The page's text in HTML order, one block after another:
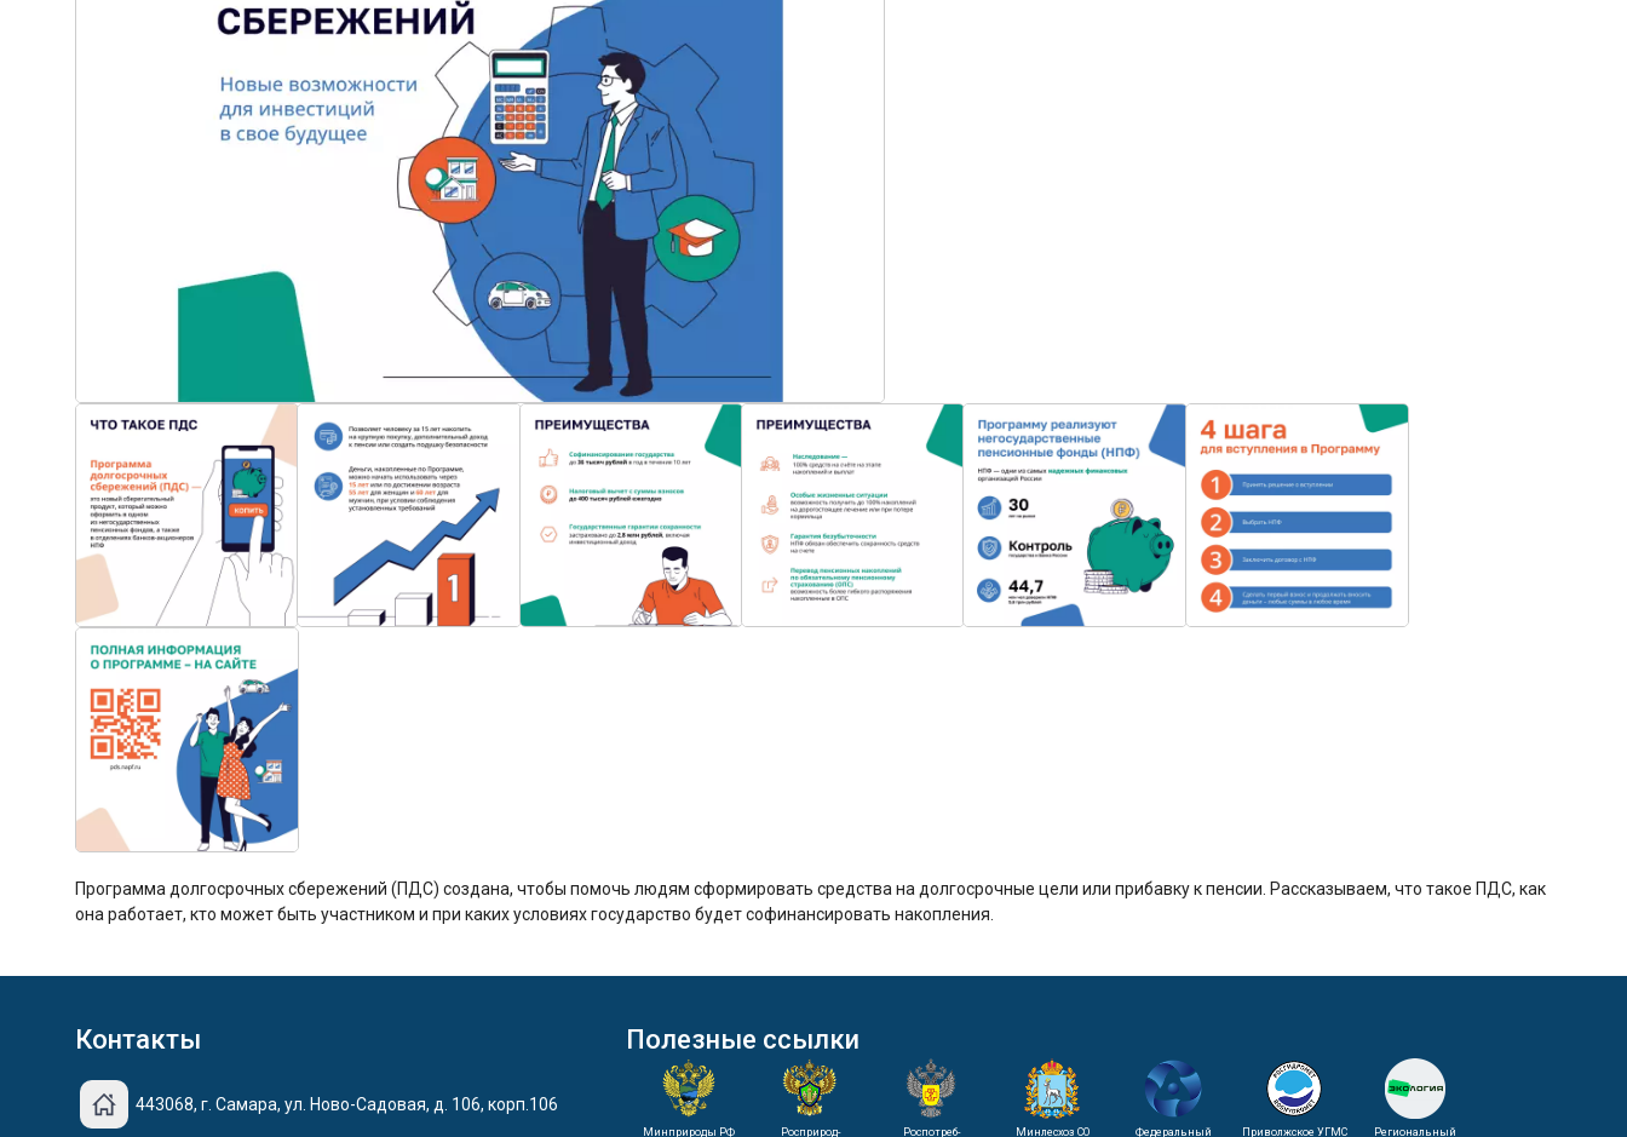
Программа долгосрочных сбережений (ПДС) создана, чтобы помочь людям сформировать средства на долгосрочные цели или прибавку к пенсии. Рассказываем, что такое ПДС, как
она работает, кто может быть участником и при каких условиях государство будет софинансировать накопления.
Контакты
443068, г. Самара, ул. Ново-Садовая, д. 106, корп.106
Полезные ссылки
Минприроды РФ Росприрод- Роспотреб- Минлесхоз СО Федеральный Приволжское УГМС Региональный